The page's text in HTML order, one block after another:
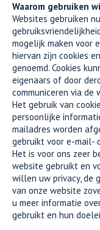
Waarom gebruiken
Websites gebruiken
mogelijk maken voor
hiervan zijn cookies
genoemd. Cookies
eigenaars of door
communiceren via de
Het gebruik van
persoonlijke
mailadres worden
gebruikt voor e-mail-
Het is voor ons zeer
website gebruikt en
willen uw privacy, de
van onze website
u meer informatie
gebruikt en hun